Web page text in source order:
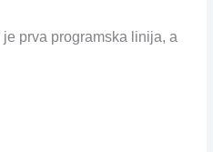
je prva programska linija, a